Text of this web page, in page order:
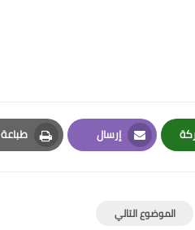
إرسال
Email
طباعة
Print
الموضوع التالي